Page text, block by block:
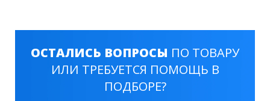
ОСТАЛИСЬ ВОПРОСЫ ПО ТОВАРУ
ИЛИ ТРЕБУЕТСЯ ПОМОЩЬ В
ПОДБОРЕ?